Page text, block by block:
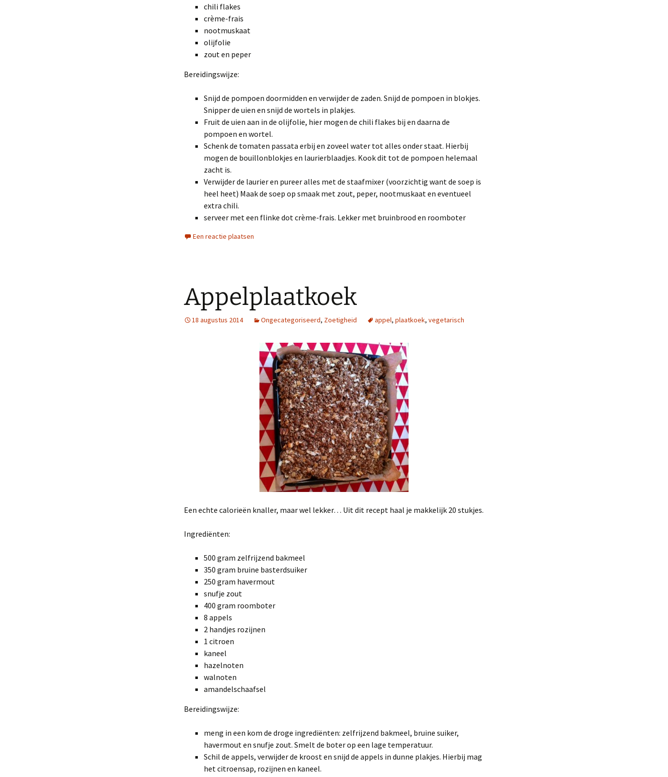
chili flakes
crème-frais
nootmuskaat
olijfolie
zout en peper
Bereidingswijze:
Snijd de pompoen doormidden en verwijder de zaden. Snijd de pompoen in blokjes.
Snipper de uien en snijd de wortels in plakjes.
Fruit de uien aan in de olijfolie, hier mogen de chili flakes bij en daarna de
pompoen en wortel.
Schenk de tomaten passata erbij en zoveel water tot alles onder staat. Hierbij
mogen de bouillonblokjes en laurierblaadjes. Kook dit tot de pompoen helemaal
zacht is.
Verwijder de laurier en pureer alles met de staafmixer (voorzichtig want de soep is
heel heet) Maak de soep op smaak met zout, peper, nootmuskaat en eventueel
extra chili.
serveer met een flinke dot crème-frais. Lekker met bruinbrood en roomboter
Een reactie plaatsen
Appelplaatkoek
18 augustus 2014 Ongecategoriseerd, Zoetigheid appel, plaatkoek, vegetarisch
Een echte calorieën knaller, maar wel lekker… Uit dit recept haal je makkelijk 20 stukjes.
Ingrediënten:
500 gram zelfrijzend bakmeel
350 gram bruine basterdsuiker
250 gram havermout
snufje zout
400 gram roomboter
8 appels
2 handjes rozijnen
1 citroen
kaneel
hazelnoten
walnoten
amandelschaafsel
Bereidingswijze:
meng in een kom de droge ingrediënten: zelfrijzend bakmeel, bruine suiker,
havermout en snufje zout. Smelt de boter op een lage temperatuur.
Schil de appels, verwijder de kroost en snijd de appels in dunne plakjes. Hierbij mag
het citroensap, rozijnen en kaneel.